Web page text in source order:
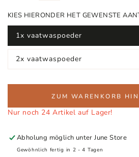
KIES HIERONDER HET GEWENSTE
1x vaatwaspoeder
Variante
ausverkauft
oder
nicht
verfügbar
2x vaatwaspoeder
Variante
ausverkauft
nicht
ZUM WARENKORB
Nur noch 24 Artikel auf Lager!
Abholung möglich unterJune Store
Gewöhnlich fertig in 2 - 4 Tagen